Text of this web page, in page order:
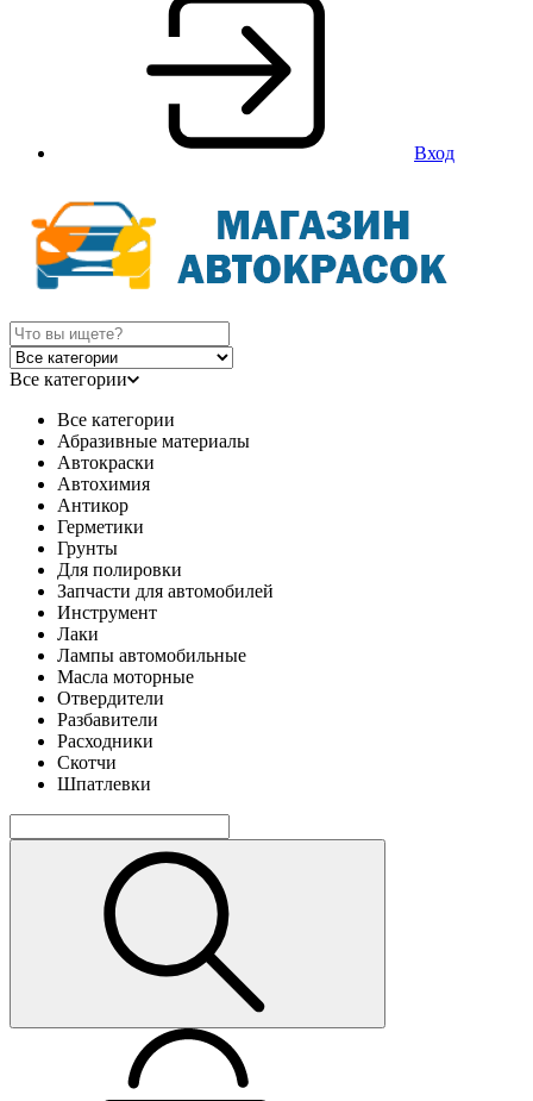
Вход
Все категории
Все категории
Абразивные материалы
Автокраски
Автохимия
Антикор
Герметики
Грунты
Для полировки
Запчасти для автомобилей
Инструмент
Лаки
Лампы автомобильные
Масла моторные
Отвердители
Разбавители
Расходники
Скотчи
Шпатлевки